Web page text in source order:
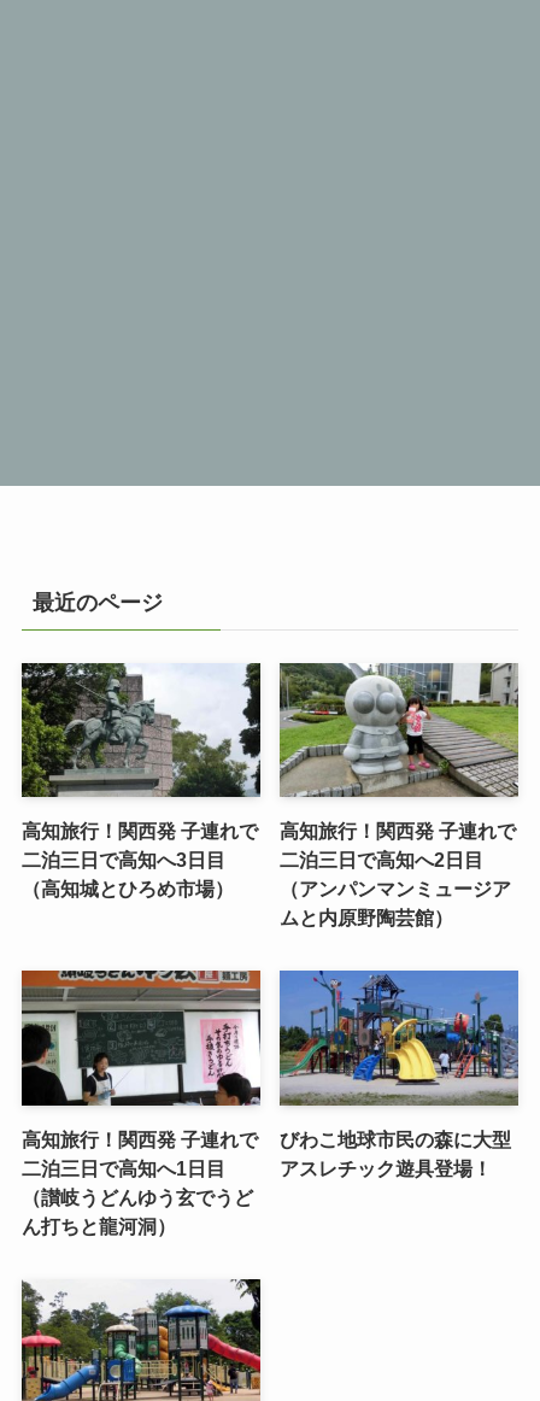
最近のページ
高知旅行！関西発 子連れで
二泊三日で高知へ3日目
（高知城とひろめ市場）
高知旅行！関西発 子連れで
二泊三日で高知へ2日目
（アンパンマンミュージア
ムと内原野陶芸館）
高知旅行！関西発 子連れで
二泊三日で高知へ1日目
（讃岐うどんゆう玄でうど
ん打ちと龍河洞）
びわこ地球市民の森に大型
アスレチック遊具登場！